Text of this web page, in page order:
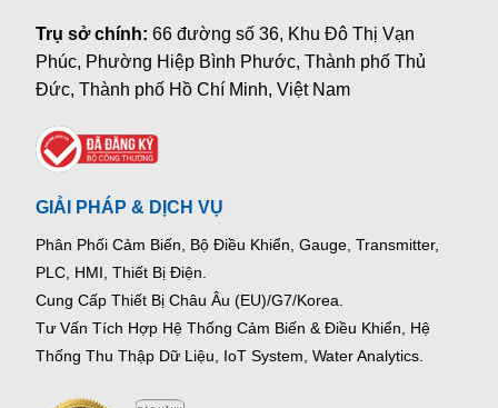
Trụ sở chính:66 đường số 36, Khu Đô Thị Vạn
Phúc, Phường Hiệp Bình Phước, Thành phố Thủ
Đức, Thành phố Hồ Chí Minh, Việt Nam
GIẢI PHÁP & DỊCH VỤ
Phân Phối Cảm Biến, Bộ Điều Khiển, Gauge, Transmitter,
PLC, HMI, Thiết Bị Điện.
Cung Cấp Thiết Bị Châu Âu (EU)/G7/Korea.
Tư Vấn Tích Hợp Hệ Thống Cảm Biến & Điều Khiển, Hệ
Thống Thu Thập Dữ Liệu, IoT System, Water Analytics.